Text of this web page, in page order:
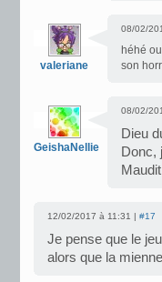
valeriane
08/02/
héhé
son
GeishaNellie
08/02/
Dieu
Donc,
12/02/2017 à 11:31 | #17
Je pense que le
alors que la